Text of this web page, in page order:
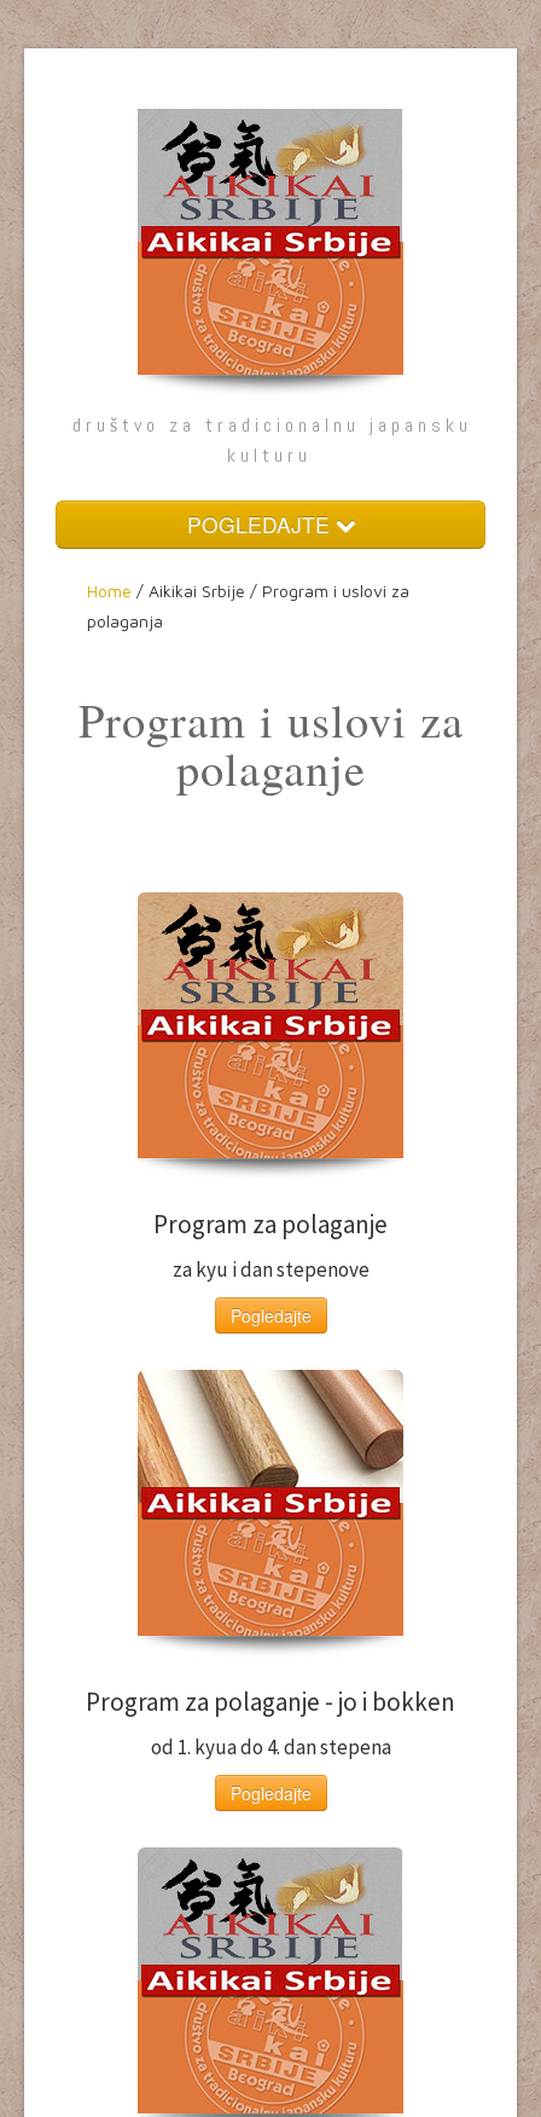
društvo za tradicionalnu japansku
kulturu
POGLEDAJTE
O aikidou
Dešavanja
Aikikai Srbije
Kultura
Home / Aikikai Srbije / Program i uslovi za
polaganja
Program i uslovi za
polaganje
Program za polaganje
za kyu i dan stepenove
Pogledajte
Program za polaganje - jo i bokken
od 1. kyua do 4. dan stepena
Pogledajte